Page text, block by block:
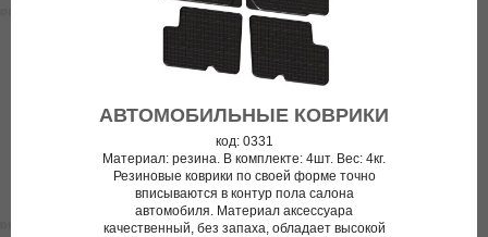
АВТОМОБИЛЬНЫЕ КОВРИКИ
код: 0331
Материал: резина. В комплекте: 4шт. Вес: 4кг.
Резиновые коврики по своей форме точно
вписываются в контур пола салона
автомобиля. Материал аксессуара
качественный, без запаха, обладает высокой